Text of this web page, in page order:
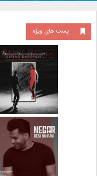
پست های ویژه
دانلود آلبوم جدید سیروان
خسروی بنام مونولوگ